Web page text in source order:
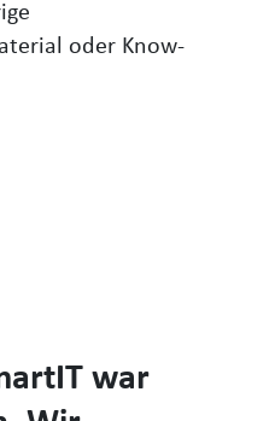
oder Know-
war